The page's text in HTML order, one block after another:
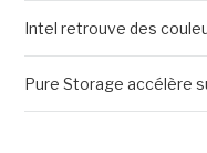
Intel retrouve des
Pure Storage accélère